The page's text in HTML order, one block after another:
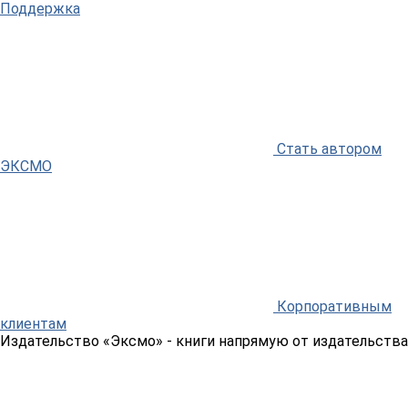
Поддержка
Стать автором
ЭКСМО
Корпоративным
клиентам
Издательство «Эксмо» - книги напрямую от издательства